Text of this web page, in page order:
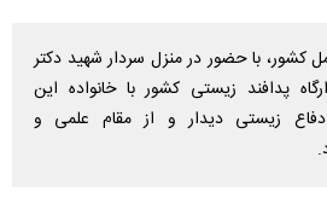
کشور، با حضور در منزل سردار شهید دکتر
پدافند زیستی کشور با خانواده این
زیستی دیدار و از مقام علمی و